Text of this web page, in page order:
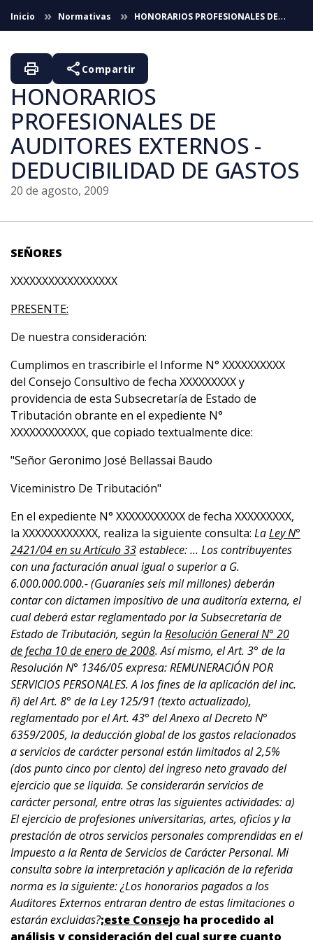
Saltar al contenido principal
Inicio Normativas
HONORARIOS PROFESIONALES DE
AUDITORES EXTERNOS - DEDUCIBILIDAD DE GASTOS
HONORARIOS
PROFESIONALES DE
AUDITORES EXTERNOS -
DEDUCIBILIDAD DE GASTOS
20 de agosto, 2009
print share Compartir
SEÑORES
XXXXXXXXXXXXXXXXX
PRESENTE:
De nuestra consideración:
Cumplimos en trascribirle el Informe N° XXXXXXXXXX
del Consejo Consultivo de fecha XXXXXXXXX y
providencia de esta Subsecretaría de Estado de
Tributación obrante en el expediente N°
XXXXXXXXXXXX, que copiado textualmente dice:
"Señor Geronimo José Bellassai Baudo
Viceministro De Tributación"
En el expediente N° XXXXXXXXXXX de fecha XXXXXXXXX,
la XXXXXXXXXXXX, realiza la siguiente consulta: LaLey N°
2421/04 en su Artículo 33establece: ... Los contribuyentes
con una facturación anual igual o superior a G.
6.000.000.000.- (Guaraníes seis mil millones) deberán
contar con dictamen impositivo de una auditoría externa, el
cual deberá estar reglamentado por la Subsecretaría de
Estado de Tributación, según laResolución General N° 20
de fecha 10 de enero de 2008. Así mismo, el Art. 3° de la
Resolución N° 1346/05 expresa: REMUNERACIÓN POR
SERVICIOS PERSONALES. A los fines de la aplicación del inc.
ñ) del Art. 8° de la Ley 125/91 (texto actualizado),
reglamentado por el Art. 43° del Anexo al Decreto N°
6359/2005, la deducción global de los gastos relacionados
a servicios de carácter personal están limitados al 2,5%
(dos punto cinco por ciento) del ingreso neto gravado del
ejercicio que se liquida. Se considerarán servicios de
carácter personal, entre otras las siguientes actividades: a)
El ejercicio de profesiones universitarias, artes, oficios y la
prestación de otros servicios personales comprendidas en el
Impuesto a la Renta de Servicios de Carácter Personal. Mi
consulta sobre la interpretación y aplicación de la referida
norma es la siguiente: ¿Los honorarios pagados a los
Auditores Externos entraran dentro de estas limitaciones o
estarán excluidas?;este Consejo ha procedido al
análisis y consideración del cual surge cuanto